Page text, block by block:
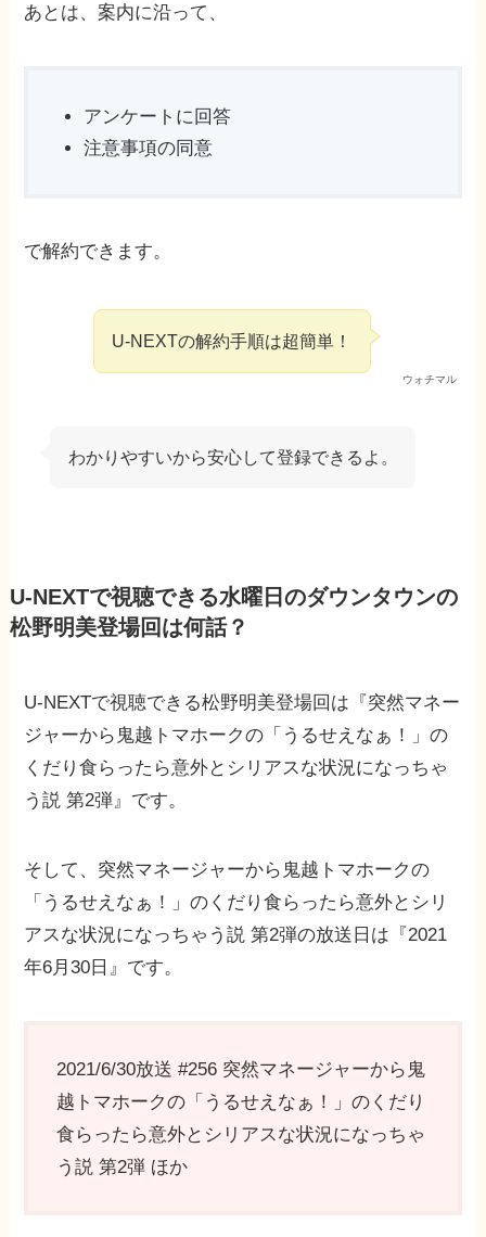
あとは、案内に沿って、
アンケートに回答
注意事項の同意
で解約できます。
ウォチマル
U-NEXTの解約手順は超簡単！
わかりやすいから安心して登録できるよ。
U-NEXTで視聴できる水曜日のダウンタウンの
松野明美登場回は何話？
U-NEXTで視聴できる松野明美登場回は『突然マネー
ジャーから鬼越トマホークの「うるせえなぁ！」の
くだり食らったら意外とシリアスな状況になっちゃ
う説 第2弾』です。
そして、突然マネージャーから鬼越トマホークの
「うるせえなぁ！」のくだり食らったら意外とシリ
アスな状況になっちゃう説 第2弾の放送日は『2021
年6月30日』です。
2021/6/30放送 #256 突然マネージャーから鬼
越トマホークの「うるせえなぁ！」のくだり
食らったら意外とシリアスな状況になっちゃ
う説 第2弾 ほか